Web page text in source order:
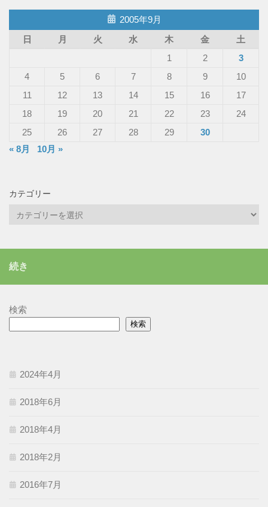
2005年9月
日
月 火 水 木 金
土
1
2
3
4
5 6 7 8 9
10
11
12 13 14 15 16
17
18
19 20 21 22 23
24
25
26 27 28 29
30
« 8月
10月 »
カテゴリー
ー
続き
検索
検索
2024年4月
2018年6月
2018年4月
2018年2月
2016年7月